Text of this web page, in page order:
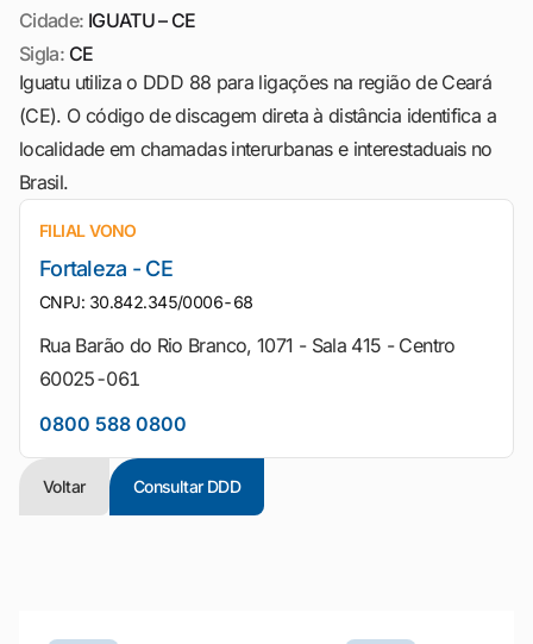
Cidade: IGUATU – CE
Sigla: CE
Iguatu utiliza o DDD 88 para ligações na região de Ceará
(CE). O código de discagem direta à distância identifica a
localidade em chamadas interurbanas e interestaduais no
Brasil.
FILIAL VONO
Fortaleza - CE
CNPJ: 30.842.345/0006-68
Rua Barão do Rio Branco, 1071 - Sala 415 - Centro
60025-061
0800 588 0800
Voltar Consultar DDD